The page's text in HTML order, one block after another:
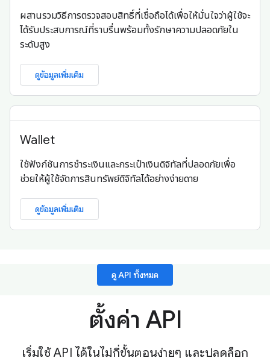
ผสานรวมวิธีการตรวจสอบสิทธิ์ที่เชื่อถือได้เพื่อให้มั่นใจว่าผู้ใช้จะ
ได้รับประสบการณ์ที่ราบรื่นพร้อมทั้งรักษาความปลอดภัยใน
ระดับสูง
ดูข้อมูลเพิ่มเติม
Wallet
ใช้ฟังก์ชันการชำระเงินและกระเป๋าเงินดิจิทัลที่ปลอดภัยเพื่อ
ช่วยให้ผู้ใช้จัดการสินทรัพย์ดิจิทัลได้อย่างง่ายดาย
ดูข้อมูลเพิ่มเติม
ดู API ทั้งหมด
ตั้งค่า API
เริ่มใช้ API ได้ในไม่กี่ขั้นตอนง่ายๆ และปลดล็อก